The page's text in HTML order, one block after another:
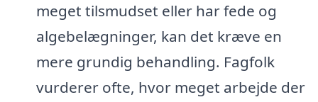
meget tilsmudset eller har fede og
algebelægninger, kan det kræve en
mere grundig behandling. Fagfolk
vurderer ofte, hvor meget arbejde der